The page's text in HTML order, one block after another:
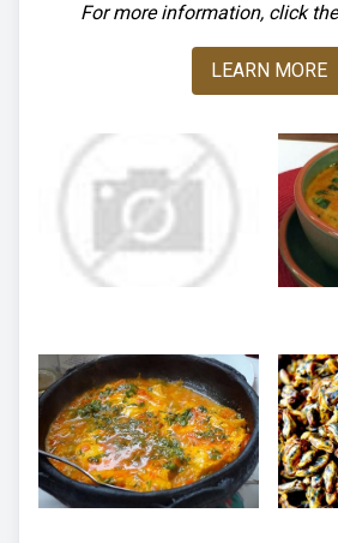
For more information, click
LEARN MORE